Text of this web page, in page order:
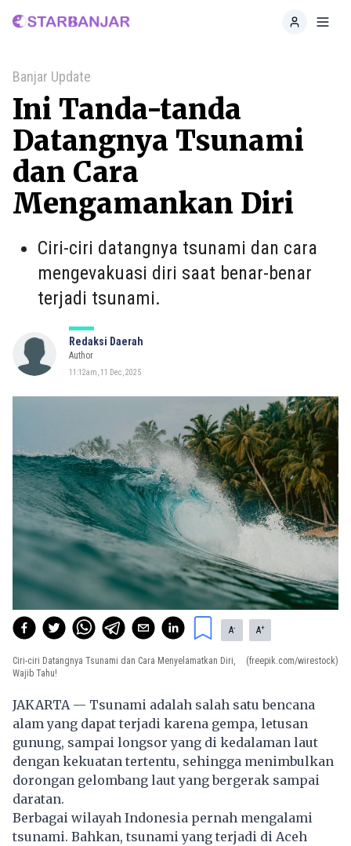
Home
Banjar Update
Ini Tanda-tanda
Datangnya Tsunami
dan Cara
Mengamankan Diri
Ciri-ciri datangnya tsunami dan cara
mengevakuasi diri saat benar-benar
terjadi tsunami.
Redaksi Daerah
Author
11:12am, 11 Dec, 2025
A- A+
Ciri-ciri Datangnya Tsunami dan Cara Menyelamatkan Diri,
Wajib Tahu!
(freepik.com/wirestock)
JAKARTA — Tsunami adalah salah satu bencana
alam yang dapat terjadi karena gempa, letusan
gunung, sampai longsor yang di kedalaman laut
dengan kekuatan tertentu, sehingga menimbulkan
dorongan gelombang laut yang bergerak sampai
daratan.
Berbagai wilayah Indonesia pernah mengalami
tsunami. Bahkan, tsunami yang terjadi di Aceh